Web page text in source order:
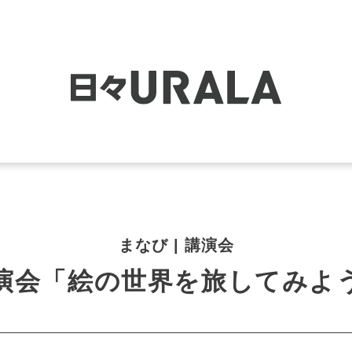
まなび | 講演会
会「絵の世界を旅してみよ